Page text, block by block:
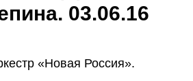
03.06.16
«Новая Россия».